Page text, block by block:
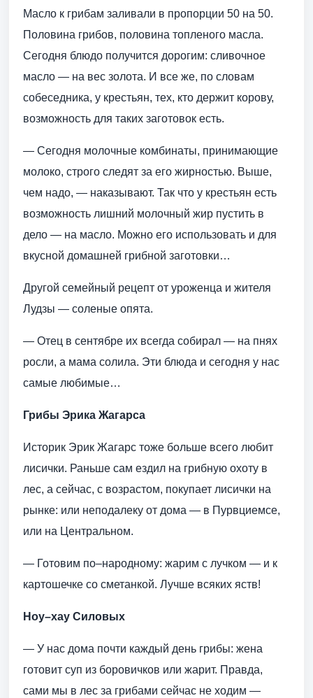
Масло к грибам заливали в пропорции 50 на 50.
Половина грибов, половина топленого масла.
Сегодня блюдо получится дорогим: сливочное
масло — на вес золота. И все же, по словам
собеседника, у крестьян, тех, кто держит корову,
возможность для таких заготовок есть.
— Сегодня молочные комбинаты, принимающие
молоко, строго следят за его жирностью. Выше,
чем надо, — наказывают. Так что у крестьян есть
возможность лишний молочный жир пустить в
дело — на масло. Можно его использовать и для
вкусной домашней грибной заготовки…
Другой семейный рецепт от уроженца и жителя
Лудзы — соленые опята.
— Отец в сентябре их всегда собирал — на пнях
росли, а мама солила. Эти блюда и сегодня у нас
самые любимые…
Грибы Эрика Жагарса
Историк Эрик Жагарс тоже больше всего любит
лисички. Раньше сам ездил на грибную охоту в
лес, а сейчас, с возрастом, покупает лисички на
рынке: или неподалеку от дома — в Пурвциемсе,
или на Центральном.
— Готовим по–народному: жарим с лучком — и к
картошечке со сметанкой. Лучше всяких яств!
Ноу–хау Силовых
— У нас дома почти каждый день грибы: жена
готовит суп из боровичков или жарит. Правда,
сами мы в лес за грибами сейчас не ходим —